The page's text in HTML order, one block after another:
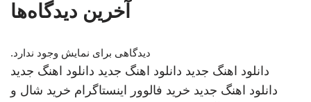
آخرین دیدگاه‌ها
دیدگاهی برای نمایش وجود ندارد.
دانلود اهنگ جدید دانلود اهنگ جدید دانلود اهنگ جدید
دانلود اهنگ جدید خرید فالوور اینستاگرام خرید شال و